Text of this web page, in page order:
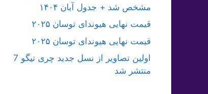
مشخص شد + جدول آبان ۱۴۰۴
قیمت نهایی هیوندای توسان ۲۰۲۵
قیمت نهایی هیوندای توسان ۲۰۲۵
اولین تصاویر از نسل جدید چری تیگو 7
منتشر شد